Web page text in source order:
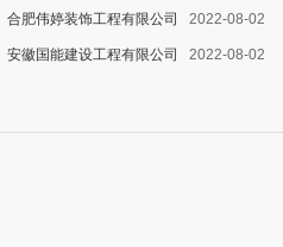
合肥伟婷装饰工程有限公司 2022-08-02
安徽国能建设工程有限公司 2022-08-02